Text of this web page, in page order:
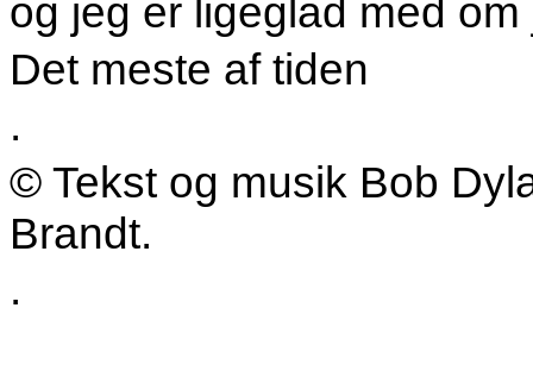
og jeg er ligeglad med
Det meste af tiden
.
© Tekst og musik Bob
Brandt.
.